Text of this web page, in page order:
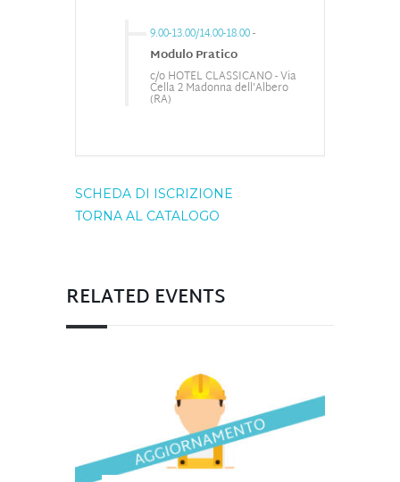
9.00-13.00/14.00-18.00-
Modulo Pratico
c/o HOTEL CLASSICANO - Via
Cella 2 Madonna dell'Albero
(RA)
SCHEDA DI ISCRIZIONE
TORNA AL CATALOGO
RELATED EVENTS